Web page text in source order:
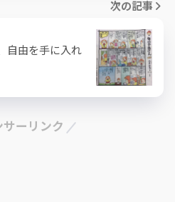
次の記事
自由を手に入れ
サーリンク